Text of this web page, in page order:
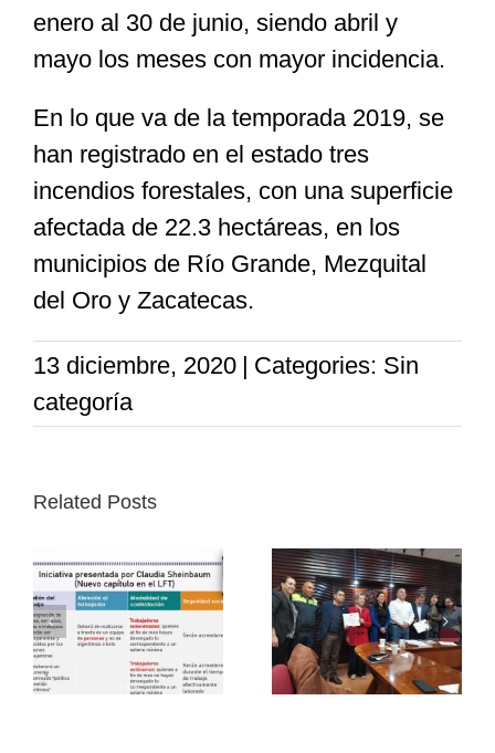
enero al 30 de junio, siendo abril y
mayo los meses con mayor incidencia.
En lo que va de la temporada 2019, se
han registrado en el estado tres
incendios forestales, con una superficie
afectada de 22.3 hectáreas, en los
municipios de Río Grande, Mezquital
del Oro y Zacatecas.
13 diciembre, 2020 | Categories: Sin
categoría
Related Posts